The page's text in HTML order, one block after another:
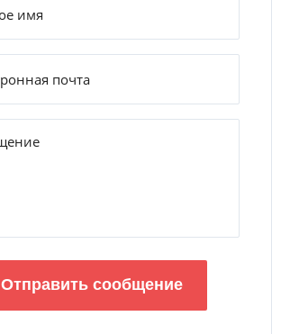
Отправить сообщение